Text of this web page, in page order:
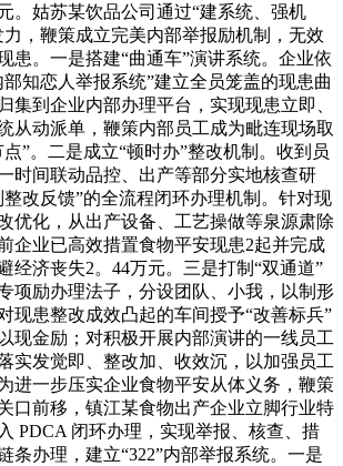
。姑苏某饮品公司通过“建系统、强机
，鞭策成立完美内部举报励机制，无效
患。一是搭建“曲通车”演讲系统。企业依
知恋人举报系统”建立全员笼盖的现患曲
集到企业内部办理平台，实现现患立即、
从动派单，鞭策内部员工成为毗连现场取
”。二是成立“顿时办”整改机制。收到员
时间联动品控、出产等部分实地核查研
改反馈”的全流程闭环办理机制。针对现
优化，从出产设备、工艺操做等泉源肃除
企业已高效措置食物平安现患2起并完成
经济丧失2。44万元。三是打制“双通道”
项励办理法子，分设团队、小我，以制形
现患整改成效凸起的车间授予“改善标兵”
现金励；对积极开展内部演讲的一线员工
实发觉即、整改加、收效沉，以加强员工
进一步压实企业食物平安从体义务，鞭策
口前移，镇江某食物出产企业立脚行业特
PDCA 闭环办理，实现举报、核查、措
条办理，建立“322”内部举报系统。一是